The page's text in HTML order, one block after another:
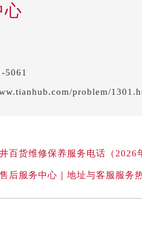
心
5061
problem/
百货维修保养服务电话（2026
后服务中心｜地址与客服服务